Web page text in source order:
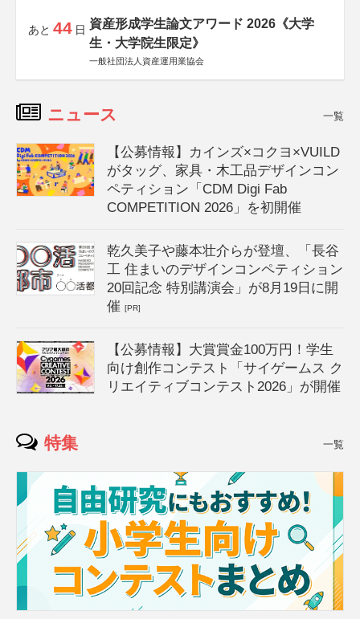
あと 44 日 資産形成学生論文アワード 2026《大学
生・大学院生限定》
一般社団法人資産運用業協会
ニュース 一覧
【公募情報】カインズ×コクヨ×VUILD
がタッグ、家具・木工品デザインコン
ペティション「CDM Digi Fab
COMPETITION 2026」を初開催
乾久美子や藤本壮介らが登壇、「長谷
工 住まいのデザインコンペティション
20回記念 特別講演会」が8月19日に開
催[PR]
【公募情報】大賞賞金100万円！学生
向け創作コンテスト「サイゲームス ク
リエイティブコンテスト2026」が開催
特集 一覧